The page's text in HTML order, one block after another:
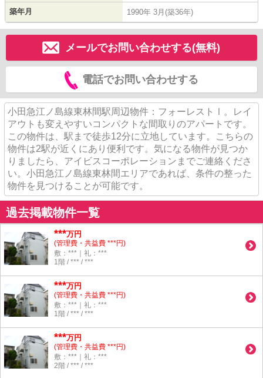
築年月 1990年 3月(築36年)
メールでお問い合わせする(無料)
電話でお問い合わせする
小田急江ノ島線東林間駅周辺物件：フォーレストⅠ。レイ
アウトも変えやすいコンパクトな間取りのアパートです。
この物件は、駅まで徒歩12分に立地しています。こちらの
物件は2駅が近くにあり便利です。気になる物件が見つか
りましたら、アイビスコーポレーションまでご連絡くださ
い。小田急江ノ島線東林間エリアであれば、条件の整った
物件を見つけることが可能です。
過去掲載物件一覧
***万円
(管理費・共益費 ***円)
敷：***｜礼：***
1階 / *** / ***
***万円
(管理費・共益費 ***円)
敷：***｜礼：***
1階 / *** / ***
***万円
(管理費・共益費 ***円)
敷：***｜礼：***
2階 / *** / ***